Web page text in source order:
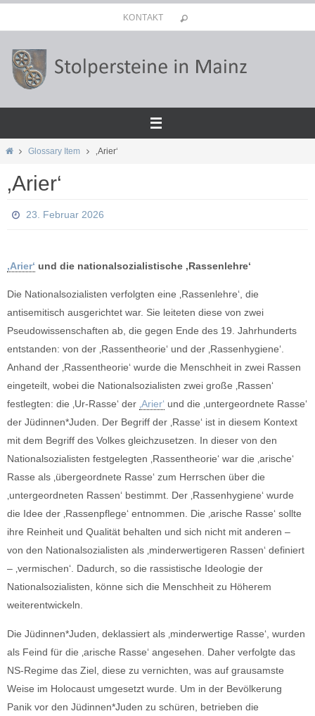
Inhalt
springen
KONTAKT
StartGlossary Item ‚Arier‘
‚Arier‘
23. Februar 2026
‚Arier‘ und die nationalsozialistische ‚Rassenlehre‘
Die Nationalsozialisten verfolgten eine ‚Rassenlehre‘, die
antisemitisch ausgerichtet war. Sie leiteten diese von zwei
Pseudowissenschaften ab, die gegen Ende des 19. Jahrhunderts
entstanden: von der ‚Rassentheorie‘ und der ‚Rassenhygiene‘.
Anhand der ‚Rassentheorie‘ wurde die Menschheit in zwei Rassen
eingeteilt, wobei die Nationalsozialisten zwei große ‚Rassen‘
festlegten: die ‚Ur-Rasse‘ der ‚Arier‘ und die ‚untergeordnete Rasse‘
der Jüdinnen*Juden. Der Begriff der ‚Rasse‘ ist in diesem Kontext
mit dem Begriff des Volkes gleichzusetzen. In dieser von den
Nationalsozialisten festgelegten ‚Rassentheorie‘ war die ‚arische‘
Rasse als ‚übergeordnete Rasse‘ zum Herrschen über die
‚untergeordneten Rassen‘ bestimmt. Der ‚Rassenhygiene‘ wurde
die Idee der ‚Rassenpflege‘ entnommen. Die ‚arische Rasse‘ sollte
ihre Reinheit und Qualität behalten und sich nicht mit anderen –
von den Nationalsozialisten als ‚minderwertigeren Rassen‘ definiert
– ‚vermischen‘. Dadurch, so die rassistische Ideologie der
Nationalsozialisten, könne sich die Menschheit zu Höherem
weiterentwickeln.
Die Jüdinnen*Juden, deklassiert als ‚minderwertige Rasse‘, wurden
als Feind für die ‚arische Rasse‘ angesehen. Daher verfolgte das
NS-Regime das Ziel, diese zu vernichten, was auf grausamste
Weise im Holocaust umgesetzt wurde. Um in der Bevölkerung
Panik vor den Jüdinnen*Juden zu schüren, betrieben die